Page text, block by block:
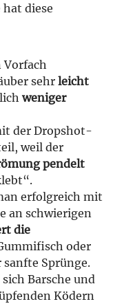
diese
Vorfach
sehr leicht
weniger
der Dropshot-
weil der
pendelt
erfolgreich mit
an schwierigen
die
oder
Sprünge.
Barsche und
Ködern